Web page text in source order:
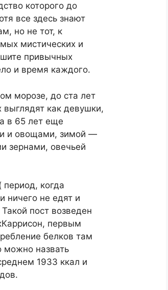
которого до
все здесь знают
но не тот, к
мистических и
привычных
и время каждого.
морозе, до ста лет
как девушки,
в 65 лет еще
и овощами, зимой —
зернами, овечьей
когда
ничего не едят и
пост возведен
первым
белков там
можно назвать
1933 ккал и